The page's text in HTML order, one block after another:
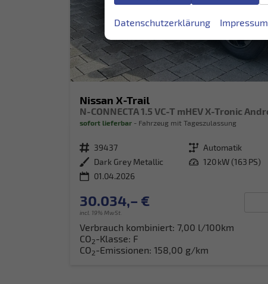
Nissan X-Trail
sofort lieferbar Fahrzeug mit Tageszulassung
Fahrzeugnr. 39437 Getriebe Automatik
Außenfarbe Dark Grey Metallic Leistung 120 kW (163 PS)
01.04.2026
30.034,– €
incl. 19% MwSt.
Verbrauch kombiniert: 7,00 l/100km
CO2-Klasse: F
CO2-Emissionen: 158,00 g/km
Datenschutzerklärung Impressum